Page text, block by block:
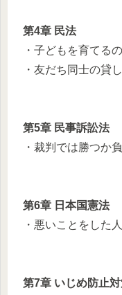
第4章 民法
・子どもを育てる
・友だち同士の貸
第5章 民事訴訟法
・裁判では勝つか
第6章 日本国憲法
・悪いことをした
第7章 いじめ防止